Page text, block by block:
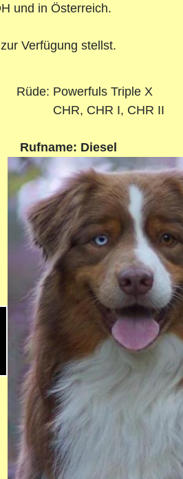
und in Österreich.
Verfügung stellst.
Powerfuls Triple X
I, CHR II
Diesel